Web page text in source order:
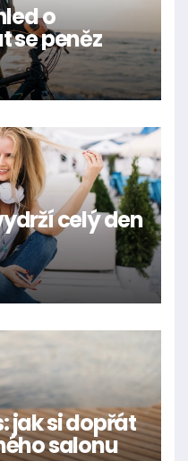
o
se peněz
celý den
jak si dopřát
salonu